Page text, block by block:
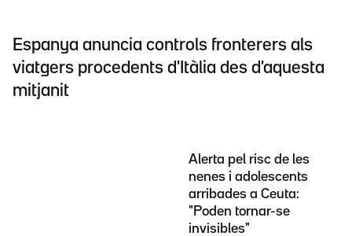
Espanya anuncia controls fronterers als
viatgers procedents d'Itàlia des d'aquesta
mitjanit
Alerta pel risc de les
nenes i adolescents
arribades a Ceuta:
"Poden tornar-se
invisibles"